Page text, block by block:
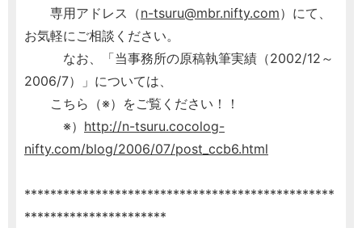
専用アドレス（n-tsuru@mbr.nifty.com）にて、
お気軽にご相談ください。
なお、「当事務所の原稿執筆実績（2002/12～
2006/7）」については、
こちら（※）をご覧ください！！
※） http://n-tsuru.cocolog-
nifty.com/blog/2006/07/post_ccb6.html
************************************************
**********************